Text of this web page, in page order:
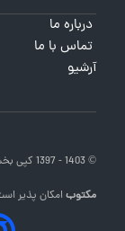
درباره ما
تماس با ما
آرشیو
© 1403 - 1397 کپی بخش یا کل هر کدام از مطالب
مکتوبامکان پذیر